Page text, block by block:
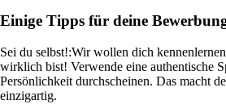
Einige Tipps für deine
Sei du selbst!:Wir wollen dich
wirklich bist! Verwende eine authentische
Persönlichkeit durchscheinen. Das macht
einzigartig.